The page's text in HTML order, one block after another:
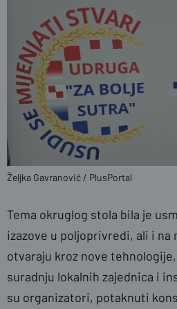
Željka Gavranović / PlusPortal
Tema okruglog stola bila je
izazove u poljoprivredi, ali i na
otvaraju kroz nove
suradnju lokalnih zajednica i
su organizatori, potaknuti